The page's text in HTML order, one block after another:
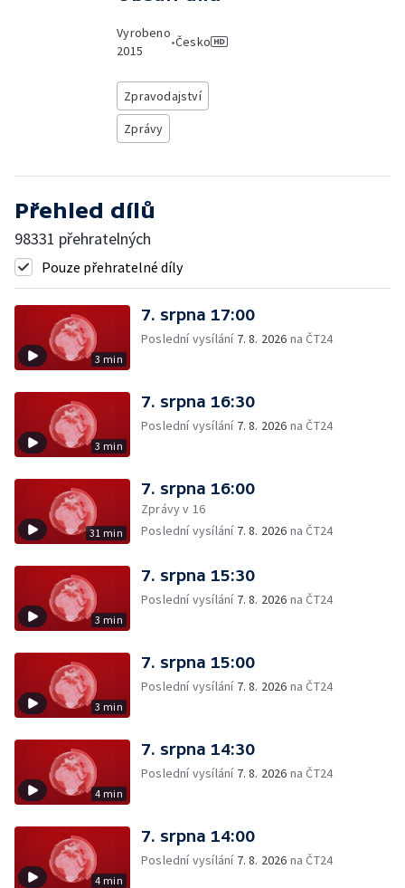
Vyrobeno
2015
•Česko
Zpravodajství
Zprávy
Přehled dílů
98331 přehratelných
Pouze přehratelné díly
3 min
7. srpna 17:00
Poslední vysílání 7. 8. 2026 na ČT24
3 min
7. srpna 16:30
Poslední vysílání 7. 8. 2026 na ČT24
31 min
7. srpna 16:00
Zprávy v 16
Poslední vysílání 7. 8. 2026 na ČT24
3 min
7. srpna 15:30
Poslední vysílání 7. 8. 2026 na ČT24
3 min
7. srpna 15:00
Poslední vysílání 7. 8. 2026 na ČT24
4 min
7. srpna 14:30
Poslední vysílání 7. 8. 2026 na ČT24
4 min
7. srpna 14:00
Poslední vysílání 7. 8. 2026 na ČT24